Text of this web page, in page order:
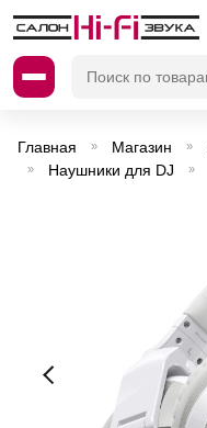
Главная » Магазин »
» Наушники для DJ »